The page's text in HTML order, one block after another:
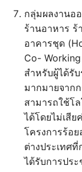
กลุ่มผลงานอ
ร้านอาหาร
อาคารชุด
Co-
สำหรับผู้ได้รั
มากมายจาก
สามารถใช้โ
ได้โดยไม่เสี
โครงการร้อ
ต่างประเทศที่
ได้รับการปร